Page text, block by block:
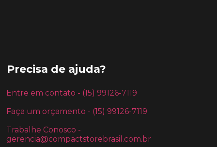
Precisa de ajuda?
Entre em contato - (15) 99126-7119
Faça um orçamento - (15) 99126-7119
Trabalhe Conosco -
gerencia@compactstorebrasil.com.br